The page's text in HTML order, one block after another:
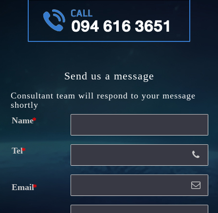
Send us a message
Consultant team will respond to your message
shortly
Name
Tel
Email